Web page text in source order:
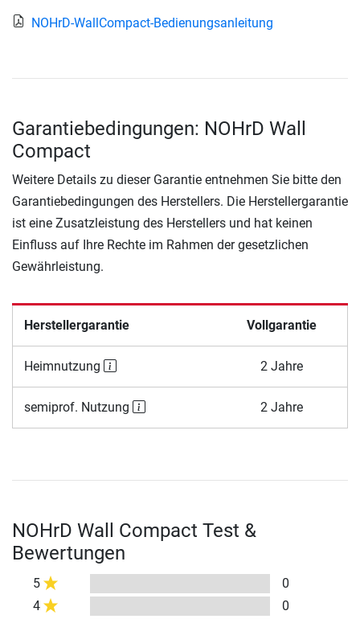
NOHrD-WallCompact-Bedienungsanleitung
Garantiebedingungen: NOHrD Wall
Compact
Weitere Details zu dieser Garantie entnehmen Sie bitte den
Garantiebedingungen des Herstellers. Die Herstellergarantie
ist eine Zusatzleistung des Herstellers und hat keinen
Einfluss auf Ihre Rechte im Rahmen der gesetzlichen
Gewährleistung.
Herstellergarantie Vollgarantie
Heimnutzung 2 Jahre
semiprof. Nutzung 2 Jahre
NOHrD Wall Compact Test &
Bewertungen
5
0
4
0